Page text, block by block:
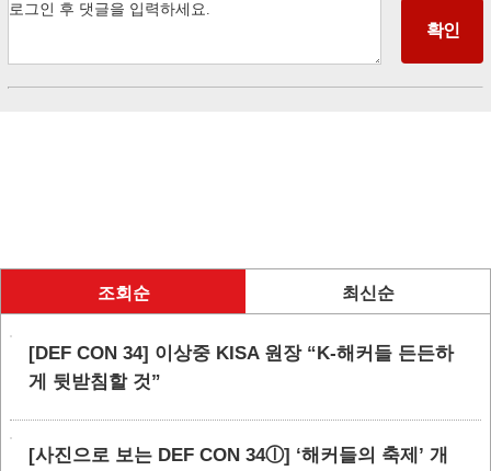
조회순 최신순
[DEF CON 34] 이상중 KISA 원장 “K-해커들 든든하
게 뒷받침할 것”
[사진으로 보는 DEF CON 34ⓛ] ‘해커들의 축제’ 개